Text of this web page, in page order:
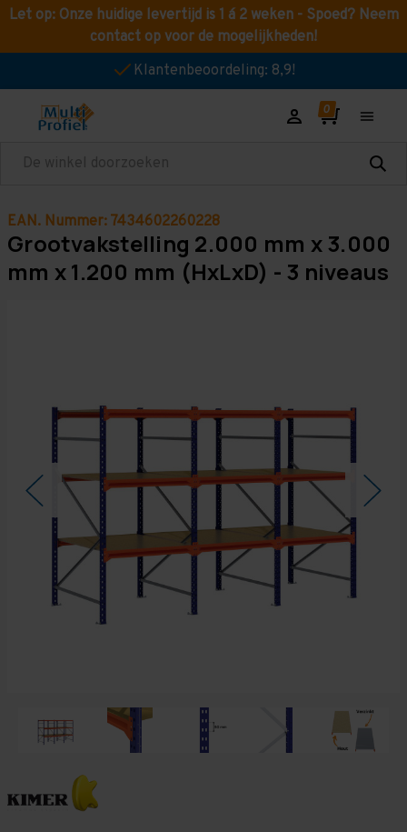
Let op: Onze huidige levertijd is 1 á 2 weken - Spoed? Neem
contact op voor de mogelijkheden!
Klantenbeoordeling: 8,9!
Zoeken
EAN. Nummer: 7434602260228
Grootvakstelling 2.000 mm x 3.000
mm x 1.200 mm (HxLxD) - 3 niveaus